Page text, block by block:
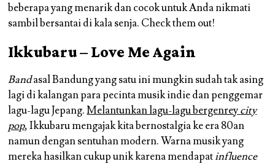
beberapa yang menarik dan cocok untuk Anda nikmati
sambil bersantai di kala senja. Check them out!
Ikkubaru – Love Me Again
Bandasal Bandung yang satu ini mungkin sudah tak asing
lagi di kalangan para pecinta musik indie dan penggemar
lagu-lagu Jepang.Melantunkan lagu-lagu bergenreycity
pop, Ikkubaru mengajak kita bernostalgia ke era 80an
namun dengan sentuhan modern. Warna musik yang
mereka hasilkan cukup unik karena mendapatinfluence